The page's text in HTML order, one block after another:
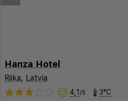
Hanza Hotel
Riika, Latvia
4,1 /5 3°C